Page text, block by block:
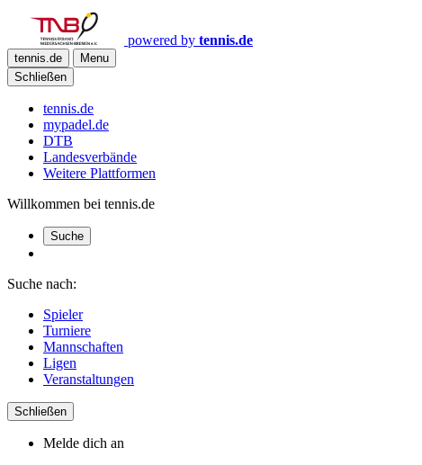
powered by tennis.de
tennis.de
Menu
Schließen
tennis.de
mypadel.de
DTB
Landesverbände
Weitere Plattformen
Willkommen bei tennis.de
Suche
Suche nach:
Spieler
Turniere
Mannschaften
Ligen
Veranstaltungen
Schließen
Melde dich an